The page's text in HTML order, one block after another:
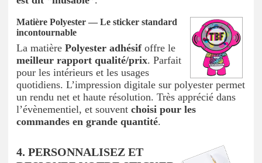
Matière Polyester — Le sticker standard
incontournable
La matière Polyester adhésifoffre le
meilleur rapport qualité/prix. Parfait
pour les intérieurs et les usages
quotidiens. L’impression digitale sur polyester permet
un rendu net et haute résolution. Très apprécié dans
l’évènementiel, et souvent choisi pour les
commandes en grande quantité.
4. PERSONNALISEZ ET